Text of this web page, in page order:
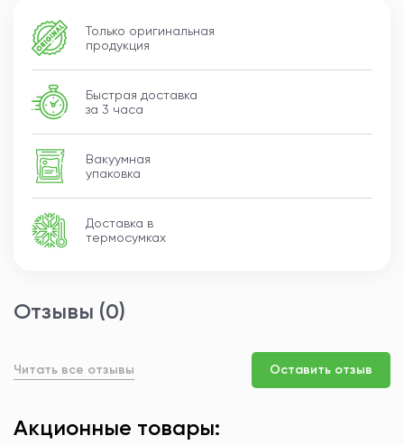
Только оригинальная
продукция
Быстрая доставка
за 3 часа
Вакуумная
упаковка
Доставка в
термосумках
Отзывы (0)
Читать все отзывы Оставить отзыв
Акционные товары: